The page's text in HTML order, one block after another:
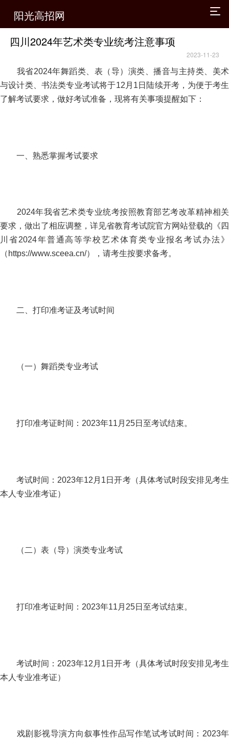
阳光高招网
四川2024年艺术类专业统考注意事项
2023-11-23
我省2024年舞蹈类、表（导）演类、播音与主持类、美术
与设计类、书法类专业考试将于12月1日陆续开考，为便于考生
了解考试要求，做好考试准备，现将有关事项提醒如下：
一、熟悉掌握考试要求
2024年我省艺术类专业统考按照教育部艺考改革精神相关
要求，做出了相应调整，详见省教育考试院官方网站登载的《四
川省2024年普通高等学校艺术体育类专业报名考试办法》
（https://www.sceea.cn/），请考生按要求备考。
二、打印准考证及考试时间
（一）舞蹈类专业考试
打印准考证时间：2023年11月25日至考试结束。
考试时间：2023年12月1日开考（具体考试时段安排见考生
本人专业准考证）
（二）表（导）演类专业考试
打印准考证时间：2023年11月25日至考试结束。
考试时间：2023年12月1日开考（具体考试时段安排见考生
本人专业准考证）
戏剧影视导演方向叙事性作品写作笔试考试时间：2023年